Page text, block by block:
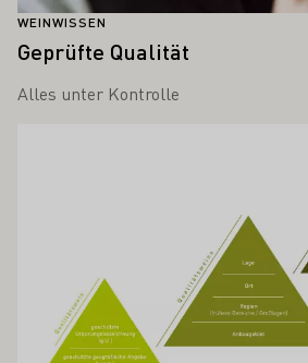
WEINWISSEN
Geprüfte Qualität
Alles unter Kontrolle